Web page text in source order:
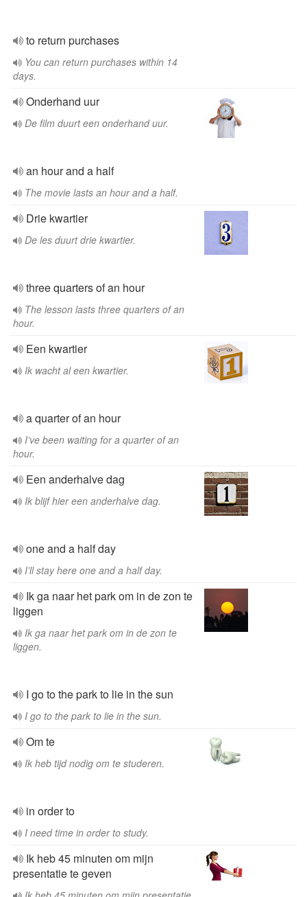
to return purchases
You can return purchases within 14
days.
Onderhand uur
De film duurt een onderhand uur.
an hour and a half
The movie lasts an hour and a half.
Drie kwartier
De les duurt drie kwartier.
three quarters of an hour
The lesson lasts three quarters of an
hour.
Een kwartier
Ik wacht al een kwartier.
a quarter of an hour
I’ve been waiting for a quarter of an
hour.
Een anderhalve dag
Ik blijf hier een anderhalve dag.
one and a half day
I’ll stay here one and a half day.
Ik ga naar het park om in de zon te
liggen
Ik ga naar het park om in de zon te
liggen.
I go to the park to lie in the sun
I go to the park to lie in the sun.
Om te
Ik heb tijd nodig om te studeren.
in order to
I need time in order to study.
Ik heb 45 minuten om mijn
presentatie te geven